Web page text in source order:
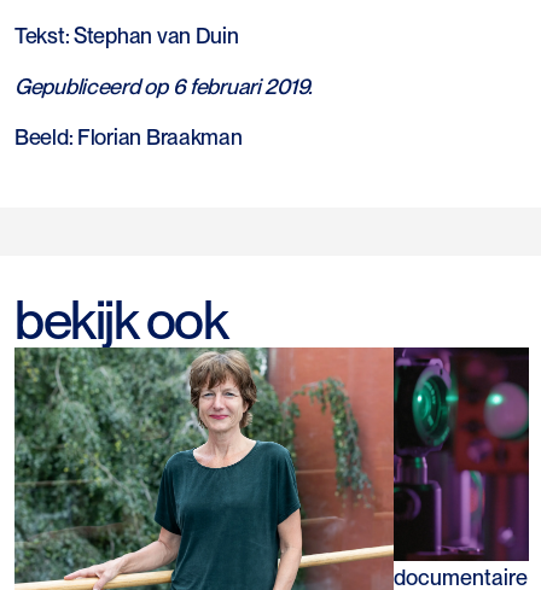
Tekst: Stephan van Duin
Gepubliceerd op 6 februari 2019.
Beeld: Florian Braakman
bekijk ook
documentaire
Stephanie